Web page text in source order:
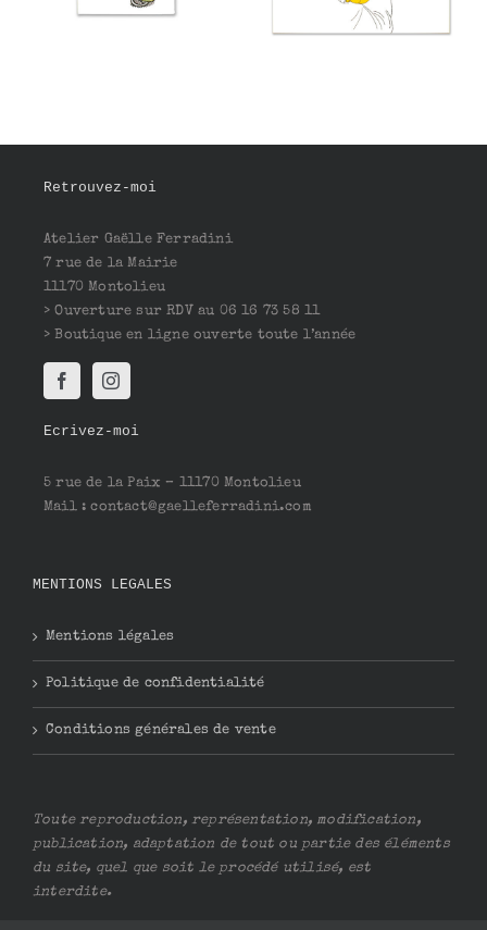
Retrouvez-moi
Atelier Gaëlle Ferradini
7 rue de la Mairie
11170 Montolieu
> Ouverture sur RDV au 06 16 73 58 11
> Boutique en ligne ouverte toute l’année
Ecrivez-moi
5 rue de la Paix – 11170 Montolieu
Mail : contact@gaelleferradini.com
MENTIONS LEGALES
Mentions légales
Politique de confidentialité
Conditions générales de vente
Toute reproduction, représentation, modification,
publication, adaptation de tout ou partie des éléments
du site, quel que soit le procédé utilisé, est
interdite.